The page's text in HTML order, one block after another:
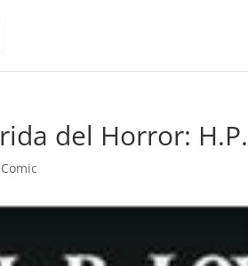
del Horror:
Comic